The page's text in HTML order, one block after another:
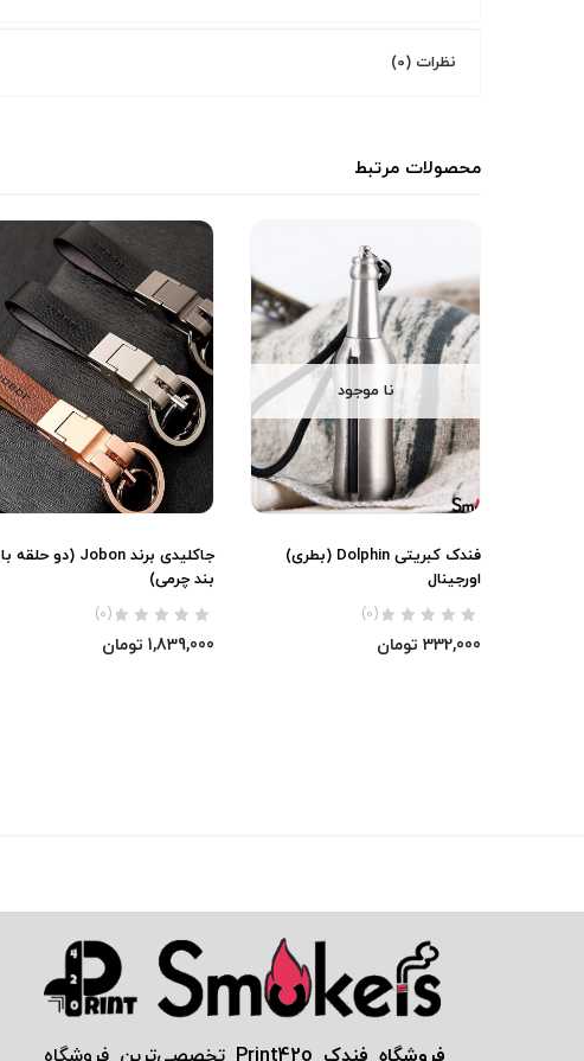
نظرات (0)
محصولات مرتبط
نا موجود
فندک کبریتی Dolphin (بطری)
اورجینال
(0)
332,000 تومان
جاکلیدی برند Jobon (دو حلقه با
بند چرمی)
(0)
1,839,000 تومان